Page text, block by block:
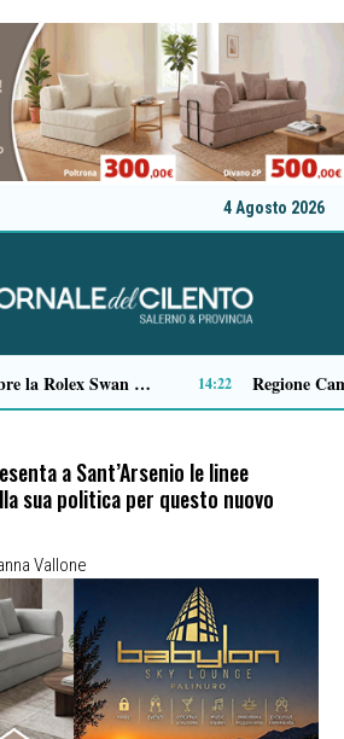
4 Agosto 2026
12:15
a Sant’Arsenio le linee
sua politica per questo nuovo
Vallone